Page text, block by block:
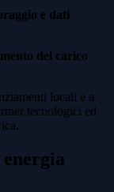
e dati
del carico
locali e a
tecnologici ed